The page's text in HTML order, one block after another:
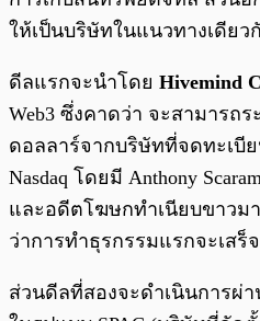
ให้เป็นบริษัทในแนวทางเดียว
ดีลแรกจะนำโดย Hivemind
Web3 ซึ่งคาดว่า จะสามารถ
ดอลลาร์จากบริษัทที่จดทะเบี
Nasdaq โดยมี Anthony
และอดีตโฆษกทำเนียบขาวม
ว่าการทำธุรกรรมแรกจะเส
ส่วนดีลที่สองจะดำเนินการผ่า